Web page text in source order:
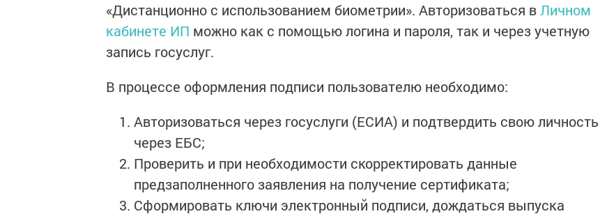
«Дистанционно с использованием биометрии». Авторизоваться вЛичном
кабинете ИП можно как с помощью логина и пароля, так и через учетную
запись госуслуг.
В процессе оформления подписи пользователю необходимо:
Авторизоваться через госуслуги (ЕСИА) и подтвердить свою личность
через ЕБС;
Проверить и при необходимости скорректировать данные
предзаполненного заявления на получение сертификата;
Сформировать ключи электронный подписи, дождаться выпуска